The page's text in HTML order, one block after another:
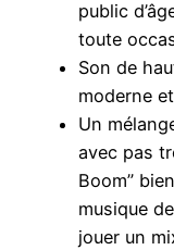
public
toute
Son de
moderne
Un
avec pas
Boom”
musique
jouer un